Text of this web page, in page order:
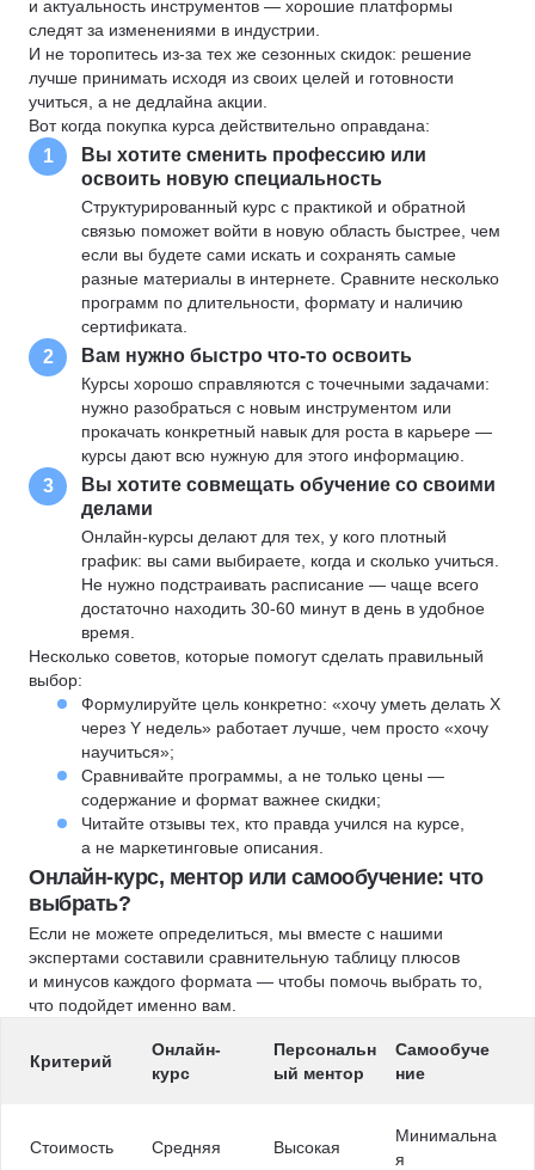
и актуальность инструментов — хорошие платформы
следят за изменениями в индустрии.
И не торопитесь из-за тех же сезонных скидок: решение
лучше принимать исходя из своих целей и готовности
учиться, а не дедлайна акции.
Вот когда покупка курса действительно оправдана:
1
Вы хотите сменить профессию или
освоить новую специальность
Структурированный курс с практикой и обратной
связью поможет войти в новую область быстрее, чем
если вы будете сами искать и сохранять самые
разные материалы в интернете. Сравните несколько
программ по длительности, формату и наличию
сертификата.
2 Вам нужно быстро что-то освоить
Курсы хорошо справляются с точечными задачами:
нужно разобраться с новым инструментом или
прокачать конкретный навык для роста в карьере —
курсы дают всю нужную для этого информацию.
3
Вы хотите совмещать обучение со своими
делами
Онлайн-курсы делают для тех, у кого плотный
график: вы сами выбираете, когда и сколько учиться.
Не нужно подстраивать расписание — чаще всего
достаточно находить 30-60 минут в день в удобное
время.
Несколько советов, которые помогут сделать правильный
выбор:
Формулируйте цель конкретно: «хочу уметь делать X
через Y недель» работает лучше, чем просто «хочу
научиться»;
Сравнивайте программы, а не только цены —
содержание и формат важнее скидки;
Читайте отзывы тех, кто правда учился на курсе,
а не маркетинговые описания.
Онлайн-курс, ментор или самообучение: что
выбрать?
Если не можете определиться, мы вместе с нашими
экспертами составили сравнительную таблицу плюсов
и минусов каждого формата — чтобы помочь выбрать то,
что подойдет именно вам.
Критерий
Онлайн-
курс
Персональн
ый ментор
Самообуче
ние
Стоимость Средняя Высокая
Минимальна
я